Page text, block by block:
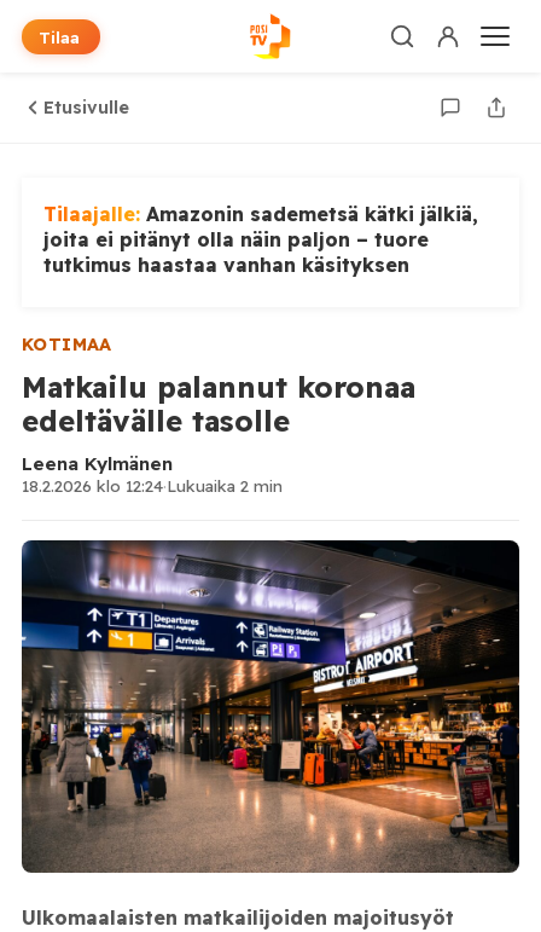
Tilaa
Etusivulle
Tilaajalle: Amazonin sademetsä kätki jälkiä,
joita ei pitänyt olla näin paljon – tuore
tutkimus haastaa vanhan käsityksen
KOTIMAA
Matkailu palannut koronaa
edeltävälle tasolle
Leena Kylmänen
18.2.2026 klo 12:24·Lukuaika 2 min
Ulkomaalaisten matkailijoiden majoitusyöt